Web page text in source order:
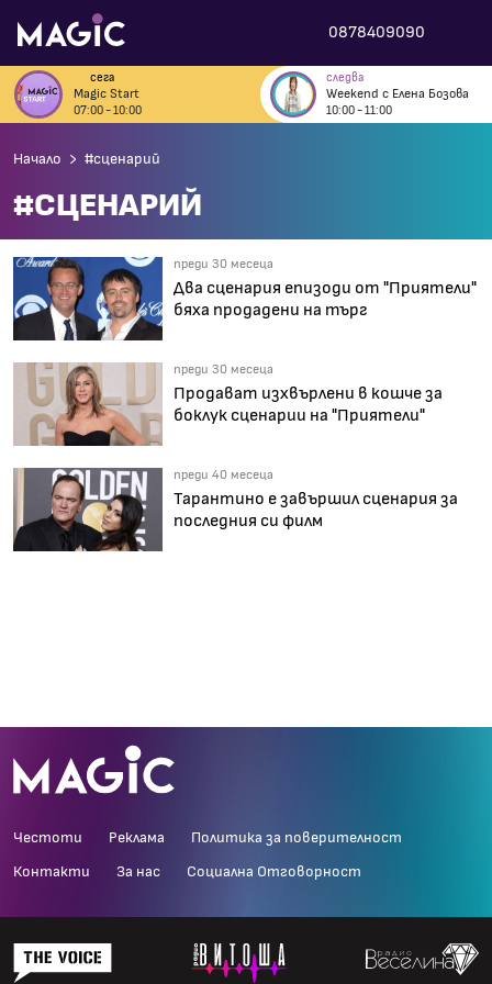
0878409090
сега
Magic Start
07:00 - 10:00
следва
Weekend с Елена Бозова
10:00 - 11:00
Начало #сценарий
#СЦЕНАРИЙ
преди 30 месеца
Два сценария епизоди от "Приятели"
бяха продадени на търг
преди 30 месеца
Продават изхвърлени в кошче за
боклук сценарии на "Приятели"
преди 40 месеца
Тарантино е завършил сценария за
последния си филм
Честоти Реклама Политика за поверителност
Контакти За нас Социална Отговорност